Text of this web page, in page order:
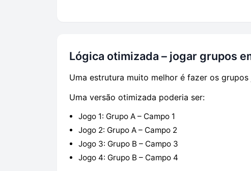
Lógica otimizada – jogar grupos
Uma estrutura muito melhor é fazer os
Uma versão otimizada poderia ser:
Jogo 1: Grupo A – Campo 1
Jogo 2: Grupo A – Campo 2
Jogo 3: Grupo B – Campo 3
Jogo 4: Grupo B – Campo 4